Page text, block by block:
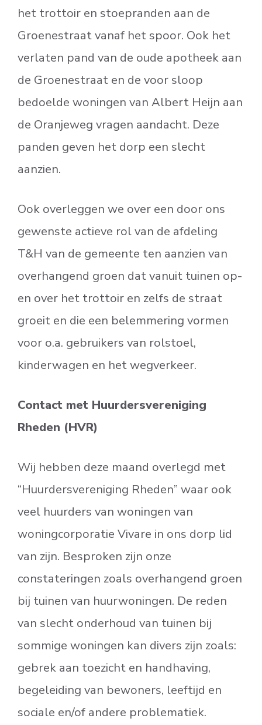
het trottoir en stoepranden aan de
Groenestraat vanaf het spoor. Ook het
verlaten pand van de oude apotheek aan
de Groenestraat en de voor sloop
bedoelde woningen van Albert Heijn aan
de Oranjeweg vragen aandacht. Deze
panden geven het dorp een slecht
aanzien.
Ook overleggen we over een door ons
gewenste actieve rol van de afdeling
T&H van de gemeente ten aanzien van
overhangend groen dat vanuit tuinen op-
en over het trottoir en zelfs de straat
groeit en die een belemmering vormen
voor o.a. gebruikers van rolstoel,
kinderwagen en het wegverkeer.
Contact met Huurdersvereniging
Rheden (HVR)
Wij hebben deze maand overlegd met
“Huurdersvereniging Rheden” waar ook
veel huurders van woningen van
woningcorporatie Vivare in ons dorp lid
van zijn. Besproken zijn onze
constateringen zoals overhangend groen
bij tuinen van huurwoningen. De reden
van slecht onderhoud van tuinen bij
sommige woningen kan divers zijn zoals:
gebrek aan toezicht en handhaving,
begeleiding van bewoners, leeftijd en
sociale en/of andere problematiek.